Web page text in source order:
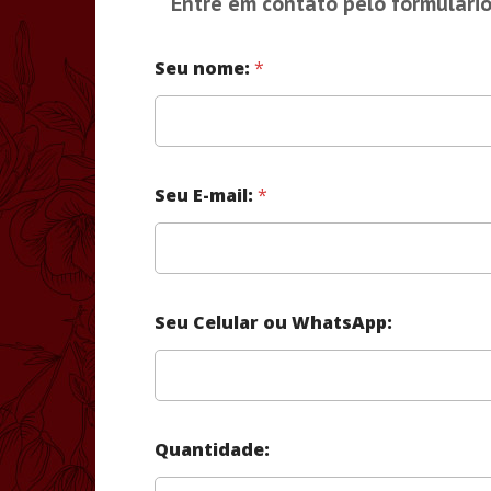
Seu nome: *
Seu E-mail: *
Seu Celular ou WhatsApp:
Quantidade: